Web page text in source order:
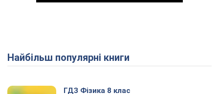
Play Video
Найбільш популярні книги
ГДЗ Фізика 8 клас